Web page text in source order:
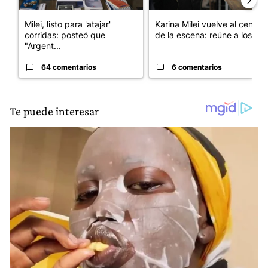
Milei, listo para 'atajar'
corridas: posteó que
"Argent...
64 comentarios
Karina Milei vuelve al centro
de la escena: reúne a los...
6 comentarios